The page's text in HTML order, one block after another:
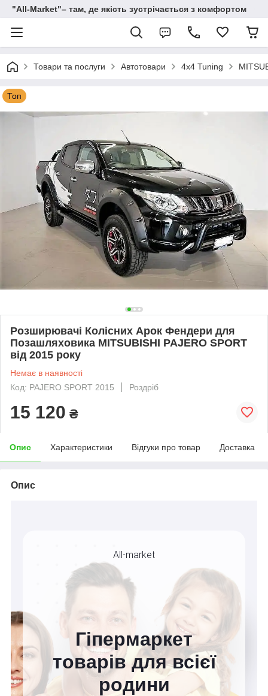
"All-Мarket"– там, де якість зустрічається з комфортом
Товари та послуги Автотовари 4x4 Tuning
Топ
Розширювачі Колісних Арок Фендери для
Позашляховика MITSUBISHI PAJERO SPORT
від 2015 року
Немає в наявності
Код: PAJERO SPORT 2015
Роздріб
15 120 ₴
Опис Характеристики Відгуки про товар Доставка
Опис
All-market
Гіпермаркет
товарів для всієї
родини